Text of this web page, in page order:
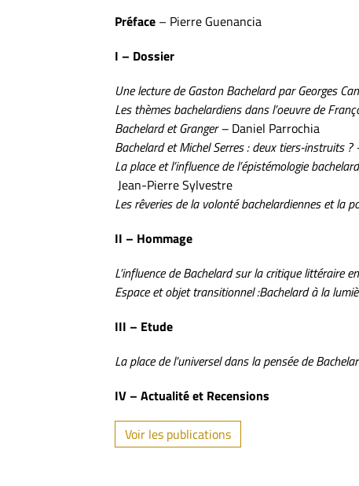
Préface – Pierre Guenancia
I – Dossier
Une lecture de Gaston Bachelard par Georges
Les thèmes bachelardiens dans l’oeuvre de
Bachelard et Granger – Daniel Parrochia
Bachelard et Michel Serres : deux tiers-instruits ?
La place et l’influence de l’épistémologie
Jean-Pierre Sylvestre
Les rêveries de la volonté bachelardiennes et la
II – Hommage
L’influence de Bachelard sur la critique littéraire
Espace et objet transitionnel :Bachelard à la
III – Etude
La place de l’universel dans la pensée de
IV – Actualité et Recensions
Voir les publications